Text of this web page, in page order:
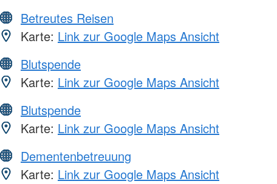
Betreutes Reisen
Karte: Link zur Google Maps Ansicht
Blutspende
Karte: Link zur Google Maps Ansicht
Blutspende
Karte: Link zur Google Maps Ansicht
Dementenbetreuung
Karte: Link zur Google Maps Ansicht